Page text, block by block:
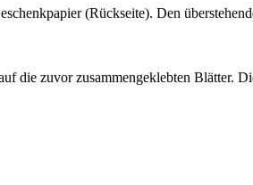
(Rückseite). Den
die zuvor zusammengeklebten Blätter.